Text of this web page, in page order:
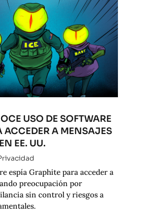
USO DE SOFTWARE
ACCEDER A MENSAJES
EE. UU.
espía Graphite para acceder a
preocupación por
sin control y riesgos a